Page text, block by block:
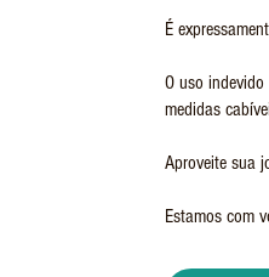
É
O uso
medidas
Aproveite sua
Estamos com